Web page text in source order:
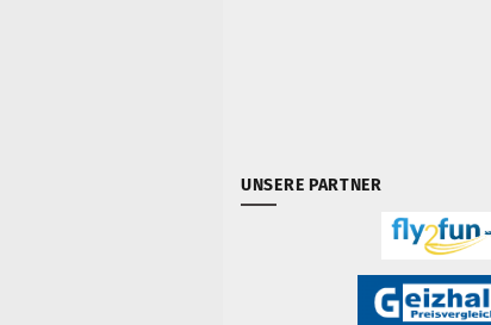
UNSERE PARTNER